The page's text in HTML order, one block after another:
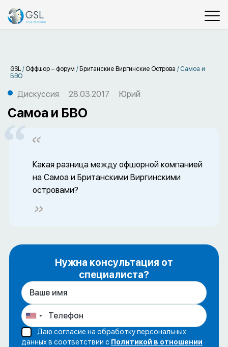
GSL / Оффшор – форум / Британские Виргинские Острова / Самоа и
БВО
Дискуссия 28.03.2017 Юрий
Самоа и БВО
Какая разница между офшорной компанией
на Самоа и Британскими Виргинскими
островами?
Нужна консультация от
специалиста?
Даю согласие на обработку персональных
данных в соответствии с Политикой в отношении